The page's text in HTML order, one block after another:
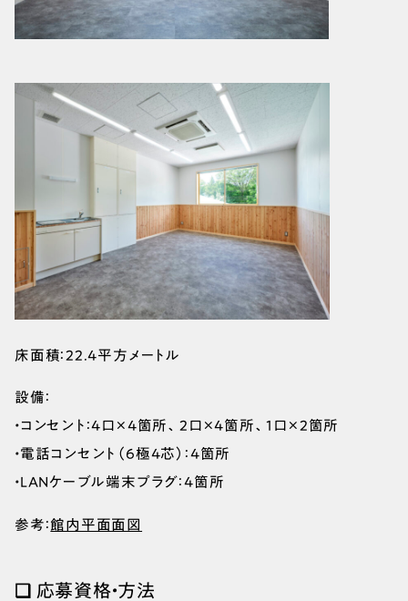
床面積：22.4平方メートル
設備：
・コンセント：4口×4箇所、2口×4箇所、1口×2箇所
・電話コンセント（6極4芯）：4箇所
・LANケーブル端末プラグ：4箇所
参考：館内平面面図
❑ 応募資格・方法